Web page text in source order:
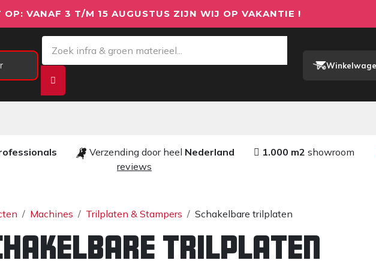
OP: VANAF 3 T/M 15 AUGUSTUS ZIJN WIJ OP VAKANTIE !
Verzending door heel Nederland 1.000 m2showroom
reviews​
Machines Trilplaten & Stampers Schakelbare trilplaten
trilplaten